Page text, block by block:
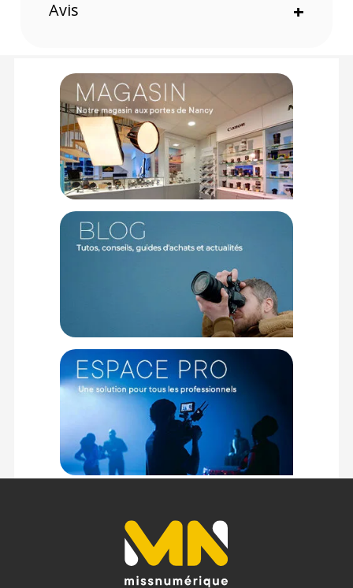
PRATIQUE
PHYSIQUE
Dimensions : 78 x 66mm
Poids : 126 grammes
CONTENU DU CARTON :
1x Bague d'adaptation
1x Bouchon de protection avant
1x Bouchon de protection arrière
1x Carte de garantie
1x Manuel d'instructions
Offre valable jusqu'au 08-08-2026 inclus.
Code EAN Bague d'adaptation autofocus Viltrox NF-M1 :
Garantie 2 ans
(1) Offre valable jusqu'au 31 Décembre 2030 à partir de 49 euros
d'achat, sur la base d'une expédition Chronopost 24H vers un point
relais situé en France continentale uniquement, valable uniquement
sur les produits de moins de 1m et moins de 20Kg.
(3) Nombre de points Fidélité estimés, hors remises au panier, basé
sur le prix TTC en €, les points seront effectivement calculés dans le
Avis +